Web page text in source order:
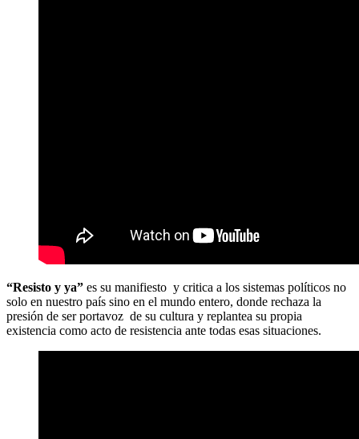
“Resisto y ya” es su manifiesto y critica a los sistemas políticos no
solo en nuestro país sino en el mundo entero, donde rechaza la
presión de ser portavoz de su cultura y replantea su propia
existencia como acto de resistencia ante todas esas situaciones.